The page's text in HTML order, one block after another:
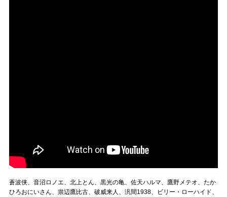
蒼波侠、音沼ロノエ、北上とん、黒光の亀、佐天ハルマ、鷹野メテオ、たか
ひろおにいさん、祟辺鷹比古、破威来人、汎間1938、ビリー・ローハイド、